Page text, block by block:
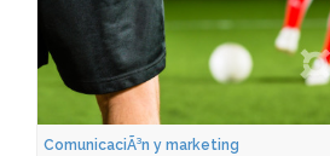
ComunicaciÃ³n y marketing